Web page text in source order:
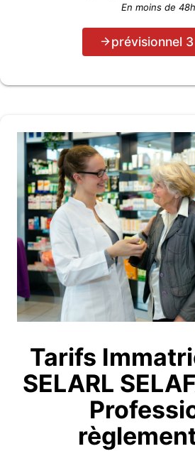
En moins de 48h
prévisionnel
Tarifs
SELARL